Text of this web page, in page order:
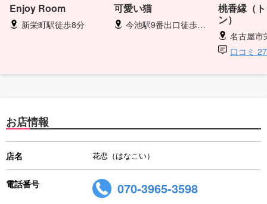
Enjoy Room
新栄町駅徒歩8分
可愛い猫
今池駅9番出口徒歩3分
桃香縁（
ン）
名古屋市
口コミ
お店情報
店名 花恋（はなこい）
電話番号 070-3965-3598